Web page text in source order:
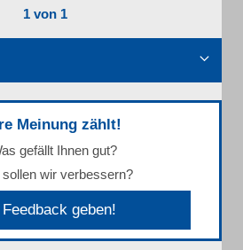
1 von 1
Meinung zählt!
gefällt Ihnen gut?
sollen wir verbessern?
geben!